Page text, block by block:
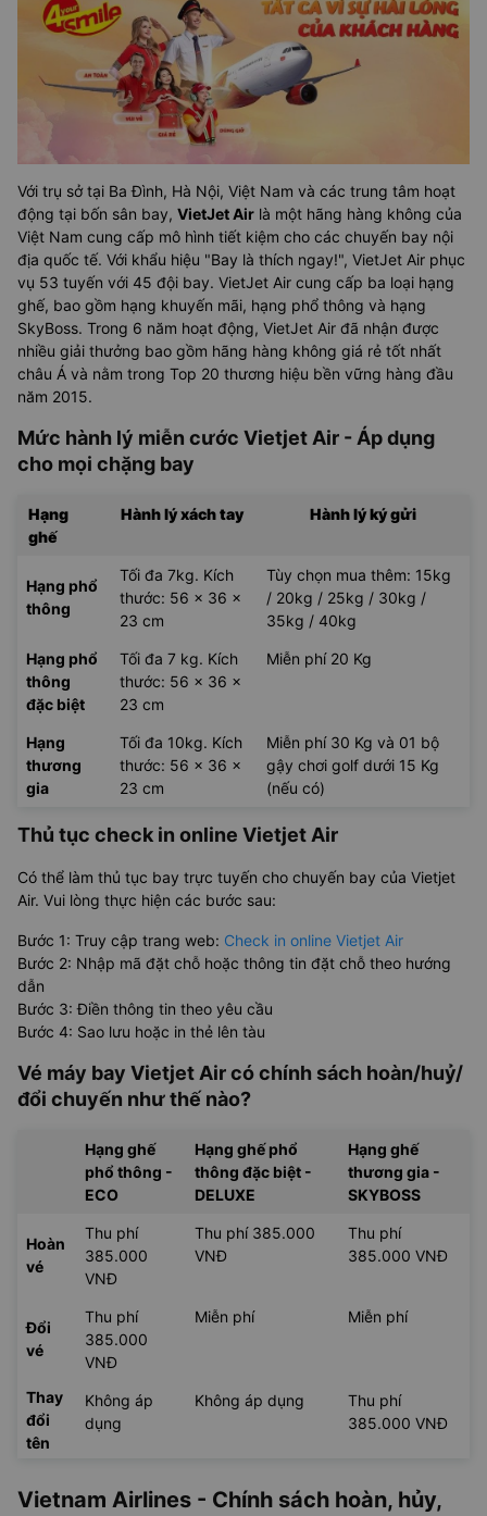
Với trụ sở tại Ba Đình, Hà Nội, Việt Nam và các trung tâm hoạt
động tại bốn sân bay, VietJet Air là một hãng hàng không của
Việt Nam cung cấp mô hình tiết kiệm cho các chuyến bay nội
địa quốc tế. Với khẩu hiệu "Bay là thích ngay!", VietJet Air phục
vụ 53 tuyến với 45 đội bay. VietJet Air cung cấp ba loại hạng
ghế, bao gồm hạng khuyến mãi, hạng phổ thông và hạng
SkyBoss. Trong 6 năm hoạt động, VietJet Air đã nhận được
nhiều giải thưởng bao gồm hãng hàng không giá rẻ tốt nhất
châu Á và nằm trong Top 20 thương hiệu bền vững hàng đầu
năm 2015.
Mức hành lý miễn cước Vietjet Air - Áp dụng
cho mọi chặng bay
Hạng
ghế
Hành lý xách tay Hành lý ký gửi
Hạng phổ
thông
Tối đa 7kg. Kích
thước: 56 x 36 x
23 cm
Tùy chọn mua thêm: 15kg
/ 20kg / 25kg / 30kg /
35kg / 40kg
Hạng phổ
thông
đặc biệt
Tối đa 7 kg. Kích
thước: 56 x 36 x
23 cm
Miễn phí 20 Kg
Hạng
thương
gia
Tối đa 10kg. Kích
thước: 56 x 36 x
23 cm
Miễn phí 30 Kg và 01 bộ
gậy chơi golf dưới 15 Kg
(nếu có)
Thủ tục check in online Vietjet Air
Có thể làm thủ tục bay trực tuyến cho chuyến bay của Vietjet
Air. Vui lòng thực hiện các bước sau:
Bước 1: Truy cập trang web: Check in online Vietjet Air
Bước 2: Nhập mã đặt chỗ hoặc thông tin đặt chỗ theo hướng
dẫn
Bước 3: Điền thông tin theo yêu cầu
Bước 4: Sao lưu hoặc in thẻ lên tàu
Vé máy bay Vietjet Air có chính sách hoàn/huỷ/
đổi chuyến như thế nào?
Hạng ghế
phổ thông -
ECO
Hạng ghế phổ
thông đặc biệt -
DELUXE
Hạng ghế
thương gia -
SKYBOSS
Hoàn
vé
Thu phí
385.000
VNĐ
Thu phí 385.000
VNĐ
Thu phí
385.000 VNĐ
Đổi
vé
Thu phí
385.000
VNĐ
Miễn phí Miễn phí
Thay
đổi
tên
Không áp
dụng
Không áp dụng
Thu phí
385.000 VNĐ
Vietnam Airlines - Chính sách hoàn, hủy,